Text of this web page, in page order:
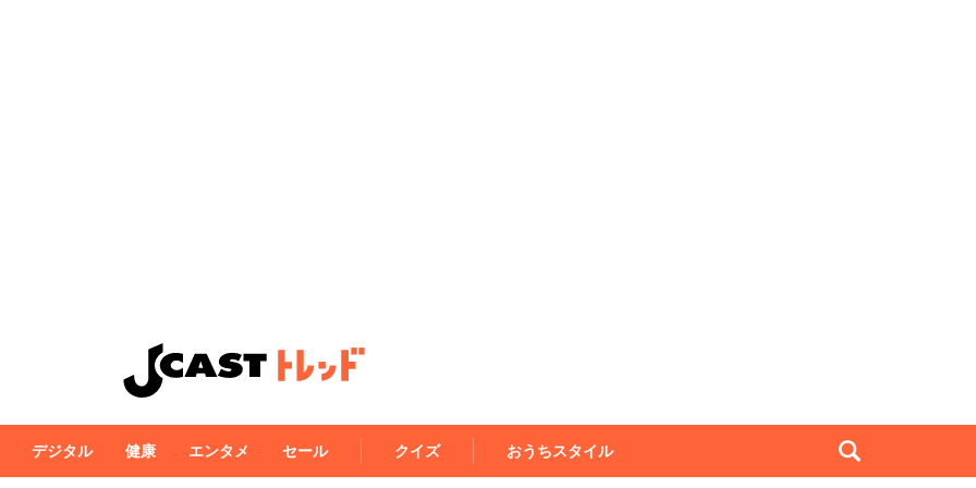
デジタル 健康 エンタメ セール クイズ おうちスタイル